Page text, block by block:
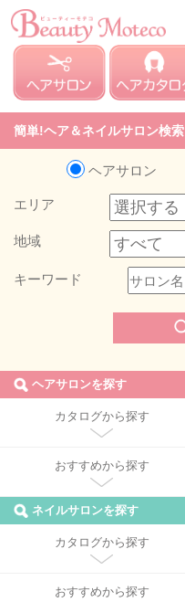
簡単!ヘア＆ネイルサロン検索
ヘアサロン
エリア
地域
キーワード
ヘアサロンを探す
カタログから探す
おすすめから探す
ネイルサロンを探す
カタログから探す
おすすめから探す